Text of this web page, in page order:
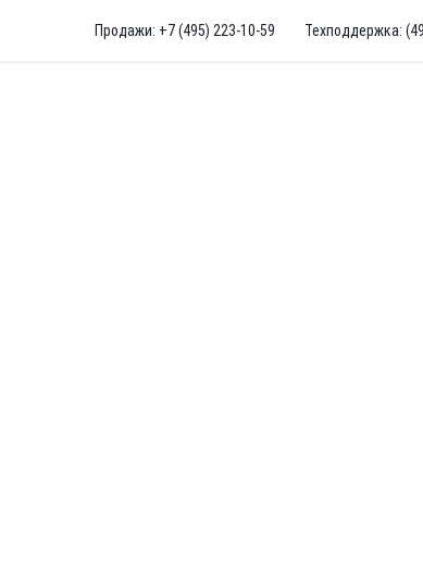
Продажи: +7 (495) 223-10-59 Техподдержка: